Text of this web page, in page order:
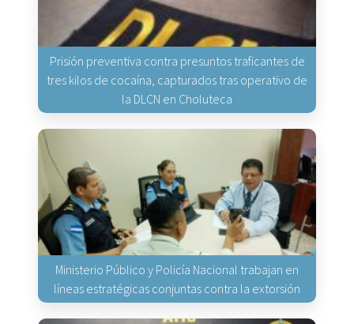
Prisión preventiva contra presuntos traficantes de
tres kilos de cocaína, capturados tras operativo de
la DLCN en Choluteca
Ministerio Público y Policía Nacional trabajan en
líneas estratégicas conjuntas contra la extorsión